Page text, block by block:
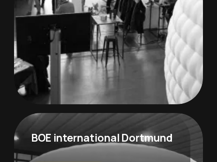
BOE international Dortmund